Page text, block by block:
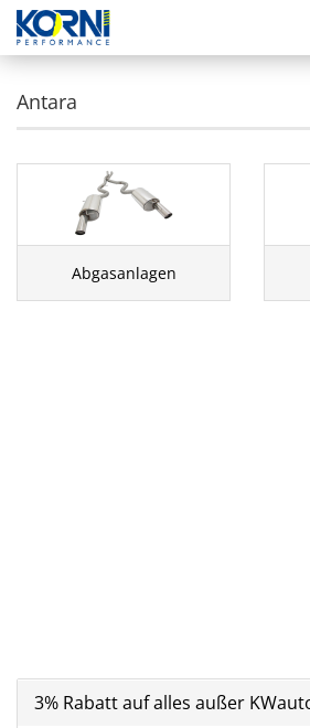
Antara
Abgasanlagen
3% Rabatt auf alles außer